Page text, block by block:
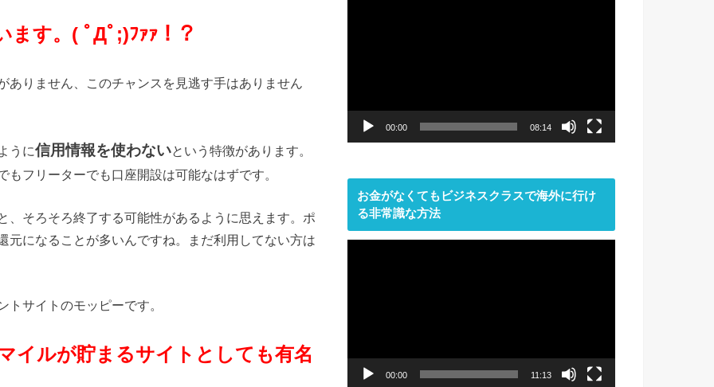
ます。( ﾟДﾟ;)ﾌｧｧ！？
ありません、このチャンスを見逃す手はありません
うに信用情報を使わないという特徴があります。
フリーターでも口座開設は可能なはずです。
、そろそろ終了する可能性があるように思えます。ポ
元になることが多いんですね。まだ利用してない方は
サイトのモッピーです。
イルが貯まるサイトとしても有名
00:00 08:14
お金がなくてもビジネスクラスで海外に行け
る非常識な方法
00:00 11:13